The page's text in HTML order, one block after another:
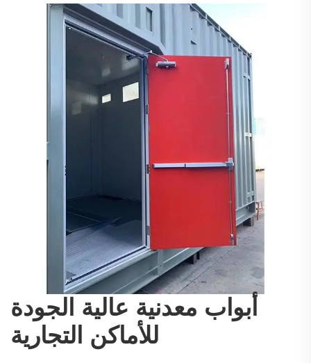
أبواب معدنية عالية الجودة
للأماكن التجارية